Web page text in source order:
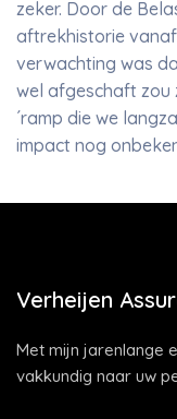
zeker. Door de
aftrekhistorie
verwachting was
wel afgeschaft zou
´ramp die we
impact nog
Verheijen
Met mijn jarenlange
vakkundig naar uw